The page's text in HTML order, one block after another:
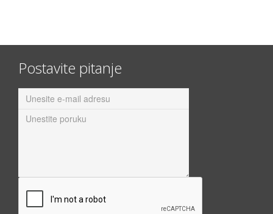
Postavite pitanje